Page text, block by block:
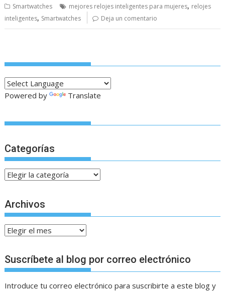
Smartwatches mejores relojes inteligentes para mujeres, relojes
inteligentes, Smartwatches Deja un comentario
Powered by Translate
Categorías
Categorías
Archivos
Archivos
Suscríbete al blog por correo electrónico
Introduce tu correo electrónico para suscribirte a este blog y